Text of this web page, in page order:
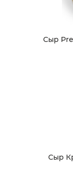
Сыр
Сыр